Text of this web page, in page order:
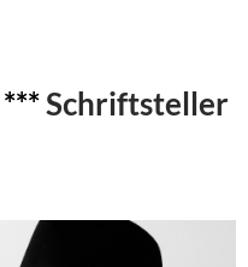
Schriftsteller